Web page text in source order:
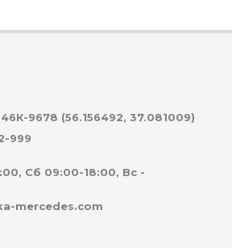
9678 (56.156492, 37.081009)
999
Сб 09:00-18:00, Вс -
mercedes.com